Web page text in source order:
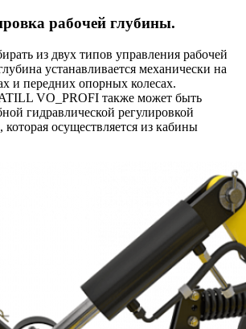
рабочей глубины.
из двух типов управления рабочей
устанавливается механически на
и передних опорных колесах.
VO_PROFI также может быть
гидравлической регулировкой
осуществляется из кабины